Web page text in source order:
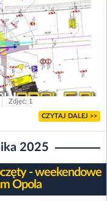
Zdjęć: 1
CZYTAJ DALEJ >>
2025
- weekendowe
Opola